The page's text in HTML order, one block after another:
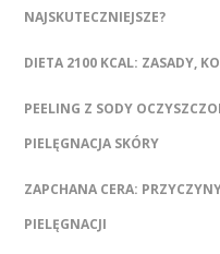
NAJSKUTECZNIEJSZE?
DIETA 2100 KCAL: ZASADY,
PEELING Z SODY
PIELĘGNACJA SKÓRY
ZAPCHANA CERA:
PIELĘGNACJI